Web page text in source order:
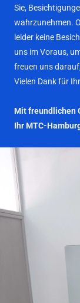
Sie,
wahrzunehmen.
leider keine
uns im Voraus,
freuen uns
Vielen Dank für
Mit freundlichen
Ihr MTC-